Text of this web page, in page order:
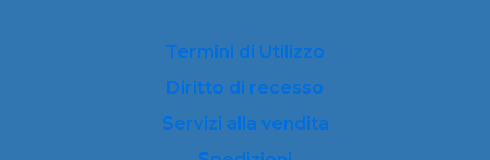
Termini di Utilizzo
Diritto di recesso
Servizi alla vendita